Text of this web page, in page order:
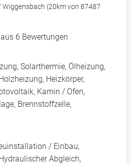
(20km von 87487
6 Bewertungen
Solarthermie, Ölheizung,
Heizkörper,
Kamin / Ofen,
Brennstoffzelle,
/ Einbau,
Abgleich,